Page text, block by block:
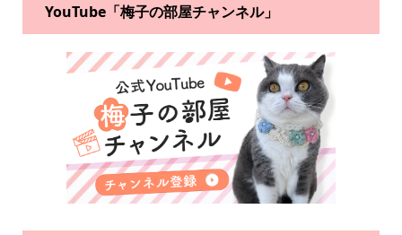
YouTube「梅子の部屋チャンネル」